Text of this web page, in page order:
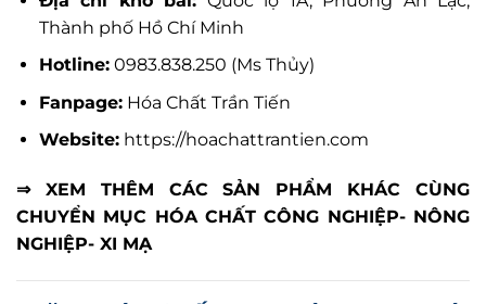
Thành phố Hồ Chí Minh
Hotline:0983.838.250 (Ms Thủy)
Fanpage:Hóa Chất Trần Tiến
Website:https://hoachattrantien.com
⇒ XEM THÊM CÁC SẢN PHẨM KHÁC CÙNG
CHUYỂN MỤC HÓA CHẤT CÔNG NGHIỆP- NÔNG
NGHIỆP- XI MẠ